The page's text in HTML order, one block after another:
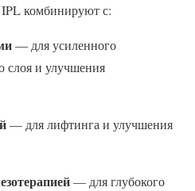
IPL комбинируют с:
— для усиленного
слоя и улучшения
— для лифтинга и улучшения
— для глубокого